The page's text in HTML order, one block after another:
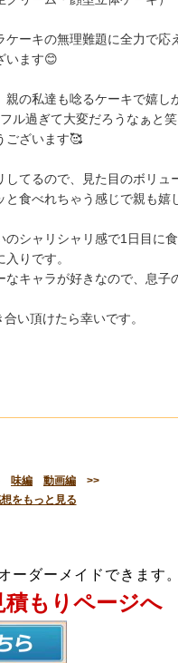
ケーキの無理難題に全力で応
います😊
親の私達も唸るケーキで嬉し
ル過ぎて大変だろうなぁと笑
ございます🥰
してるので、見た目のボリュ
と食べれちゃう感じで親も嬉
のシャリシャリ感で1日目に
りです。
なキャラが好きなので、息子
い頂けたら幸いです。
味編 動画編 >>
をもっと見る
ーダーメイドできます。
もりページへ